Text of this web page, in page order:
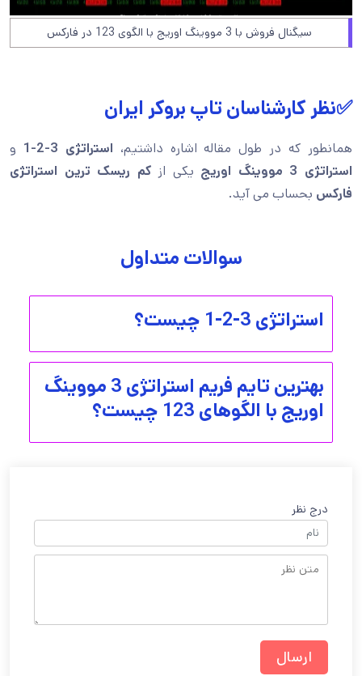
سیگنال فروش با 3 مووینگ اوریج با الگوی 123 در فارکس
✅نظر کارشناسان تاپ بروکر ایران
همانطور که در طول مقاله اشاره داشتیم، استراتژی 3-2-1
و
استراتژی 3 مووینگ اوریج
یکی از کم ریسک ترین استراتژی
فارکس بحساب می آید.
سوالات متداول
استراتژی 3-2-1 چیست؟
بهترین تایم فریم استراتژی 3 مووینگ
اوریج با الگوهای 123 چیست؟
درج نظر